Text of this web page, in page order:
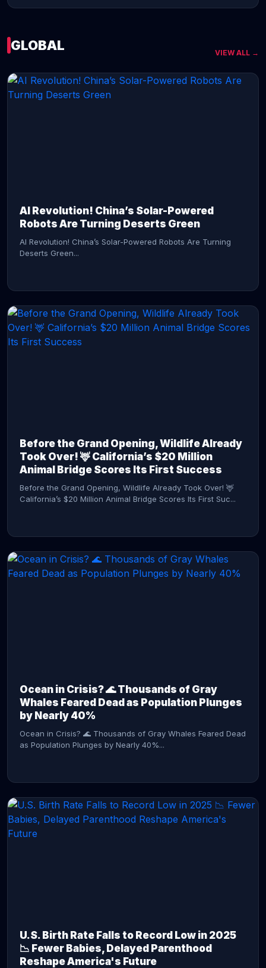
GLOBAL VIEW ALL →
AI Revolution! China’s Solar-Powered
Robots Are Turning Deserts Green
AI Revolution! China’s Solar-Powered Robots Are Turning
Deserts Green...
Before the Grand Opening, Wildlife Already
Took Over! 🦌 California’s $20 Million
Animal Bridge Scores Its First Success
Before the Grand Opening, Wildlife Already Took Over! 🦌
California’s $20 Million Animal Bridge Scores Its First Suc...
Ocean in Crisis? 🌊 Thousands of Gray
Whales Feared Dead as Population Plunges
by Nearly 40%
Ocean in Crisis? 🌊 Thousands of Gray Whales Feared Dead
as Population Plunges by Nearly 40%...
U.S. Birth Rate Falls to Record Low in 2025
📉 Fewer Babies, Delayed Parenthood
Reshape America's Future